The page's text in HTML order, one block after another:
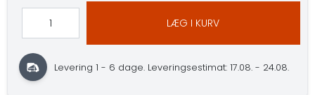
LÆG I KURV
Levering 1 - 6 dage. Leveringsestimat: 17.08. - 24.08.